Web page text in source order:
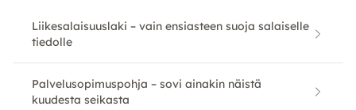
Liikesalaisuuslaki – vain ensiasteen suoja salaiselle
tiedolle
Palvelusopimuspohja – sovi ainakin näistä
kuudesta seikasta